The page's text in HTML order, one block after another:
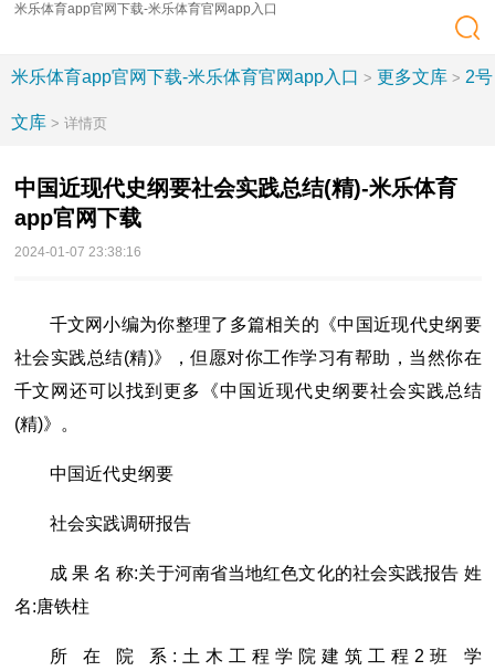
米乐体育app官网下载-米乐体育官网app入口
米乐体育app官网下载-米乐体育官网app入口 > 更多文库 > 2号
文库 > 详情页
中国近现代史纲要社会实践总结(精)-米乐体育
app官网下载
2024-01-07 23:38:16
千文网小编为你整理了多篇相关的《中国近现代史纲要
社会实践总结(精)》，但愿对你工作学习有帮助，当然你在
千文网还可以找到更多《中国近现代史纲要社会实践总结
(精)》。
中国近代史纲要
社会实践调研报告
成 果 名 称:关于河南省当地红色文化的社会实践报告 姓
名:唐铁柱
所 在 院 系:土木工程学院建筑工程2班 学